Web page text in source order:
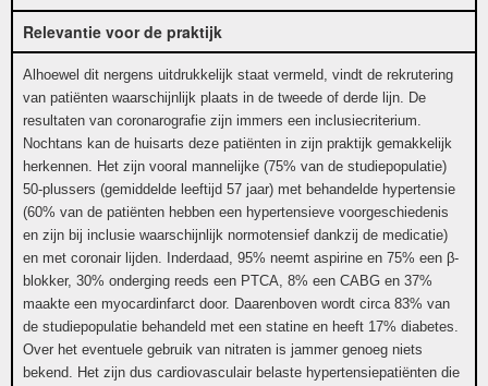
Relevantie voor de praktijk
Alhoewel dit nergens uitdrukkelijk staat vermeld, vindt de rekrutering
van patiënten waarschijnlijk plaats in de tweede of derde lijn. De
resultaten van coronarografie zijn immers een inclusiecriterium.
Nochtans kan de huisarts deze patiënten in zijn praktijk gemakkelijk
herkennen. Het zijn vooral mannelijke (75% van de studiepopulatie)
50-plussers (gemiddelde leeftijd 57 jaar) met behandelde hypertensie
(60% van de patiënten hebben een hypertensieve voorgeschiedenis
en zijn bij inclusie waarschijnlijk normotensief dankzij de medicatie)
en met coronair lijden. Inderdaad, 95% neemt aspirine en 75% een β-
blokker, 30% onderging reeds een PTCA, 8% een CABG en 37%
maakte een myocardinfarct door. Daarenboven wordt circa 83% van
de studiepopulatie behandeld met een statine en heeft 17% diabetes.
Over het eventuele gebruik van nitraten is jammer genoeg niets
bekend. Het zijn dus cardiovasculair belaste hypertensiepatiënten die